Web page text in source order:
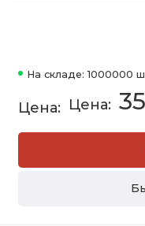
На складе: 1000000